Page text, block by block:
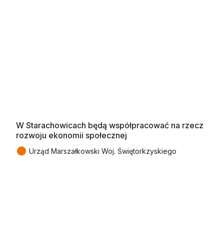
W Starachowicach będą współpracować na rzecz
rozwoju ekonomii społecznej
● Urząd Marszałkowski Woj. Świętorkzyskiego